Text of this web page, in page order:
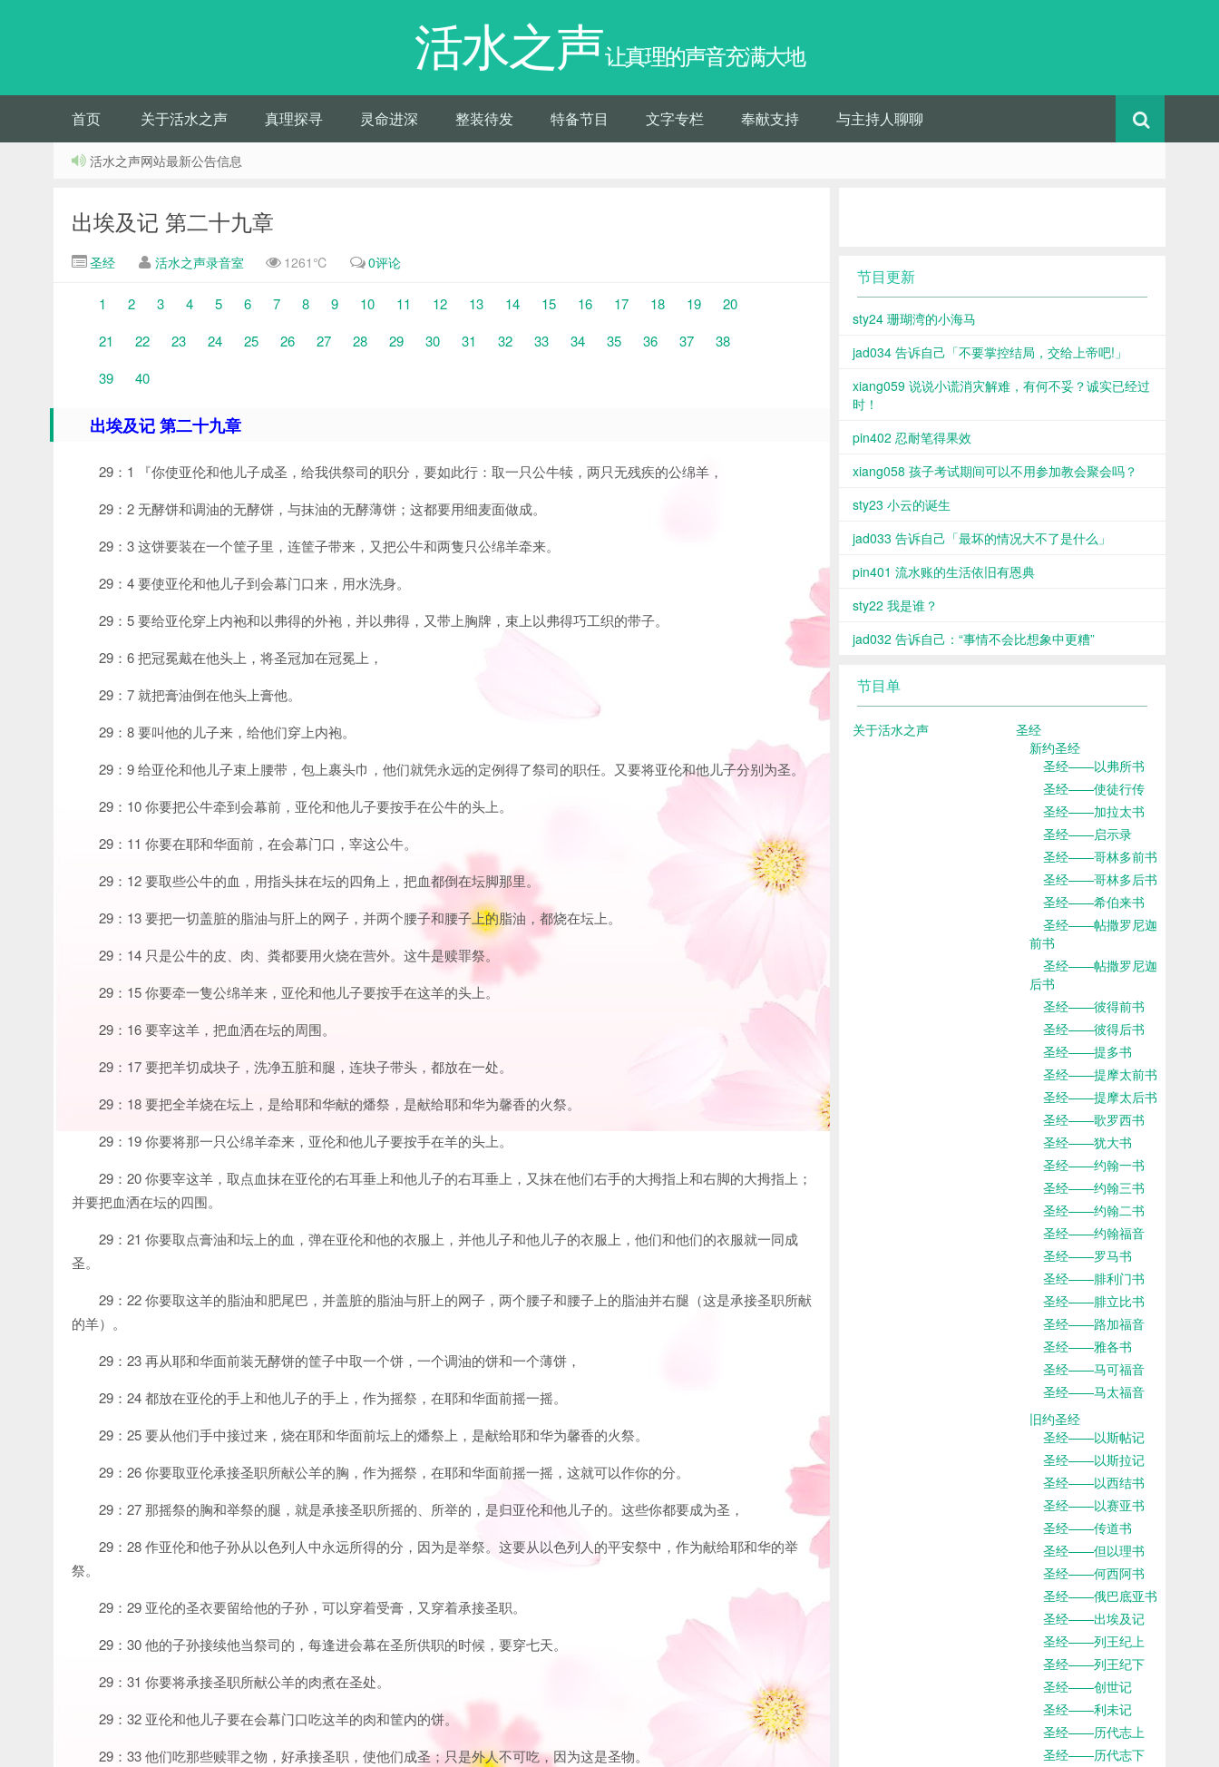
活水之声让真理的声音充满大地
首页 关于活水之声 真理探寻 灵命进深 整装待发 特备节目 文字专栏 奉献支持 与主持人聊聊
活水之声网站最新公告信息
出埃及记 第二十九章
圣经 活水之声录音室 1261℃ 0评论
1 2 3 4 5 6 7 8 9 10 11 12 13 14 15 16 17 18 19
20
21
22 23 24 25 26 27 28 29 30 31 32 33 34 35 36 37
38
39
40
出埃及记 第二十九章
29：1 『你使亚伦和他儿子成圣，给我供祭司的职分，要如此行：取一只公牛犊，两只无残疾的公绵羊，
29：2 无酵饼和调油的无酵饼，与抹油的无酵薄饼；这都要用细麦面做成。
29：3 这饼要装在一个筐子里，连筐子带来，又把公牛和两隻只公绵羊牵来。
29：4 要使亚伦和他儿子到会幕门口来，用水洗身。
29：5 要给亚伦穿上内袍和以弗得的外袍，并以弗得，又带上胸牌，束上以弗得巧工织的带子。
29：6 把冠冕戴在他头上，将圣冠加在冠冕上，
29：7 就把膏油倒在他头上膏他。
29：8 要叫他的儿子来，给他们穿上内袍。
29：9 给亚伦和他儿子束上腰带，包上裹头巾，他们就凭永远的定例得了祭司的职任。又要将亚伦和他儿子分别为圣。
29：10 你要把公牛牵到会幕前，亚伦和他儿子要按手在公牛的头上。
29：11 你要在耶和华面前，在会幕门口，宰这公牛。
29：12 要取些公牛的血，用指头抹在坛的四角上，把血都倒在坛脚那里。
29：13 要把一切盖脏的脂油与肝上的网子，并两个腰子和腰子上的脂油，都烧在坛上。
29：14 只是公牛的皮、肉、粪都要用火烧在营外。这牛是赎罪祭。
29：15 你要牵一隻公绵羊来，亚伦和他儿子要按手在这羊的头上。
29：16 要宰这羊，把血洒在坛的周围。
29：17 要把羊切成块子，洗净五脏和腿，连块子带头，都放在一处。
29：18 要把全羊烧在坛上，是给耶和华献的燔祭，是献给耶和华为馨香的火祭。
29：19 你要将那一只公绵羊牵来，亚伦和他儿子要按手在羊的头上。
29：20 你要宰这羊，取点血抹在亚伦的右耳垂上和他儿子的右耳垂上，又抹在他们右手的大拇指上和右脚的大拇指上；
并要把血洒在坛的四围。
29：21 你要取点膏油和坛上的血，弹在亚伦和他的衣服上，并他儿子和他儿子的衣服上，他们和他们的衣服就一同成
圣。
29：22 你要取这羊的脂油和肥尾巴，并盖脏的脂油与肝上的网子，两个腰子和腰子上的脂油并右腿（这是承接圣职所献
的羊）。
29：23 再从耶和华面前装无酵饼的筐子中取一个饼，一个调油的饼和一个薄饼，
29：24 都放在亚伦的手上和他儿子的手上，作为摇祭，在耶和华面前摇一摇。
29：25 要从他们手中接过来，烧在耶和华面前坛上的燔祭上，是献给耶和华为馨香的火祭。
29：26 你要取亚伦承接圣职所献公羊的胸，作为摇祭，在耶和华面前摇一摇，这就可以作你的分。
29：27 那摇祭的胸和举祭的腿，就是承接圣职所摇的、所举的，是归亚伦和他儿子的。这些你都要成为圣，
29：28 作亚伦和他子孙从以色列人中永远所得的分，因为是举祭。这要从以色列人的平安祭中，作为献给耶和华的举
祭。
29：29 亚伦的圣衣要留给他的子孙，可以穿着受膏，又穿着承接圣职。
29：30 他的子孙接续他当祭司的，每逢进会幕在圣所供职的时候，要穿七天。
29：31 你要将承接圣职所献公羊的肉煮在圣处。
29：32 亚伦和他儿子要在会幕门口吃这羊的肉和筐内的饼。
29：33 他们吃那些赎罪之物，好承接圣职，使他们成圣；只是外人不可吃，因为这是圣物。
节目更新
sty24 珊瑚湾的小海马
jad034 告诉自己「不要掌控结局，交给上帝吧!」
xiang059 说说小谎消灾解难，有何不妥？诚实已经过
时！
pin402 忍耐笔得果效
xiang058 孩子考试期间可以不用参加教会聚会吗？
sty23 小云的诞生
jad033 告诉自己「最坏的情况大不了是什么」
pin401 流水账的生活依旧有恩典
sty22 我是谁？
jad032 告诉自己：“事情不会比想象中更糟”
节目单
关于活水之声
圣经
新约圣经
圣经——以弗所书
圣经——使徒行传
圣经——加拉太书
圣经——启示录
圣经——哥林多前书
圣经——哥林多后书
圣经——希伯来书
圣经——帖撒罗尼迦
前书
圣经——帖撒罗尼迦
后书
圣经——彼得前书
圣经——彼得后书
圣经——提多书
圣经——提摩太前书
圣经——提摩太后书
圣经——歌罗西书
圣经——犹大书
圣经——约翰一书
圣经——约翰三书
圣经——约翰二书
圣经——约翰福音
圣经——罗马书
圣经——腓利门书
圣经——腓立比书
圣经——路加福音
圣经——雅各书
圣经——马可福音
圣经——马太福音
旧约圣经
圣经——以斯帖记
圣经——以斯拉记
圣经——以西结书
圣经——以赛亚书
圣经——传道书
圣经——但以理书
圣经——何西阿书
圣经——俄巴底亚书
圣经——出埃及记
圣经——列王纪上
圣经——列王纪下
圣经——创世记
圣经——利未记
圣经——历代志上
圣经——历代志下